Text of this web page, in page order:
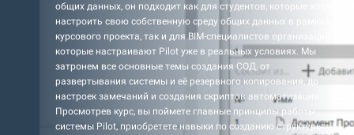
общих данных, он подходит как для студентов, которые хотят
настроить свою собственную среду общих данных в рамках
курсового проекта, так и для BIM-специалистов организаций,
которые настраивают Pilot уже в реальных условиях. Мы
затронем все основные темы создания СОД, от
развертывания системы и её резервного копирования, до
настроек замечаний и создания скриптов автоматизации.
Просмотрев курс, вы поймете главные принципы работы
системы Pilot, приобретете навыки по созданию структуры